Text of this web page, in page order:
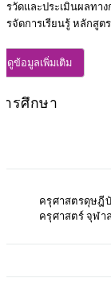
รวัดและประเมินผลทาง
รจัดการเรียนรู้ หลักสู
ดูข้อมูลเพิ่มเติม
ารศึกษา
ครุศาสตรดุษฎี
ครุศาสตร์ จุฬา